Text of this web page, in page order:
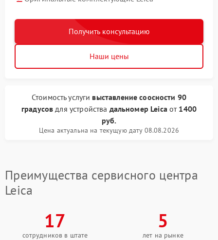
Получить консультацию
Наши цены
Стоимость услуги выставление соосности 90
градусов для устройства дальномер Leicaот 1400
руб.
Цена актуальна на текущую дату 08.08.2026
Преимущества сервисного центра
Leica
17
сотрудников в штате
5
лет на рынке